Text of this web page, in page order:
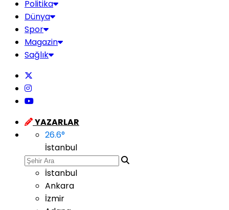
Politika
Dünya
Spor
Magazin
Sağlık
YAZARLAR
26.6°
İstanbul
İstanbul
Ankara
İzmir